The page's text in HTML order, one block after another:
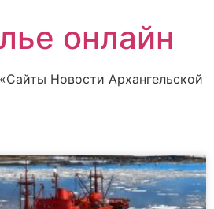
онлайн
Новости Архангельской